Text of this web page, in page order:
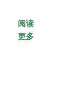
阅读
更多